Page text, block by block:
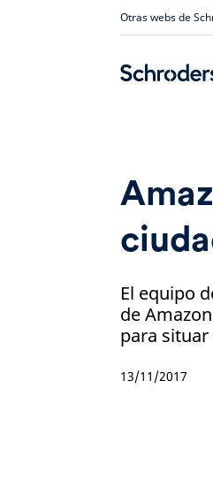
Otras webs de
El equipo
de
para
13/11/2017